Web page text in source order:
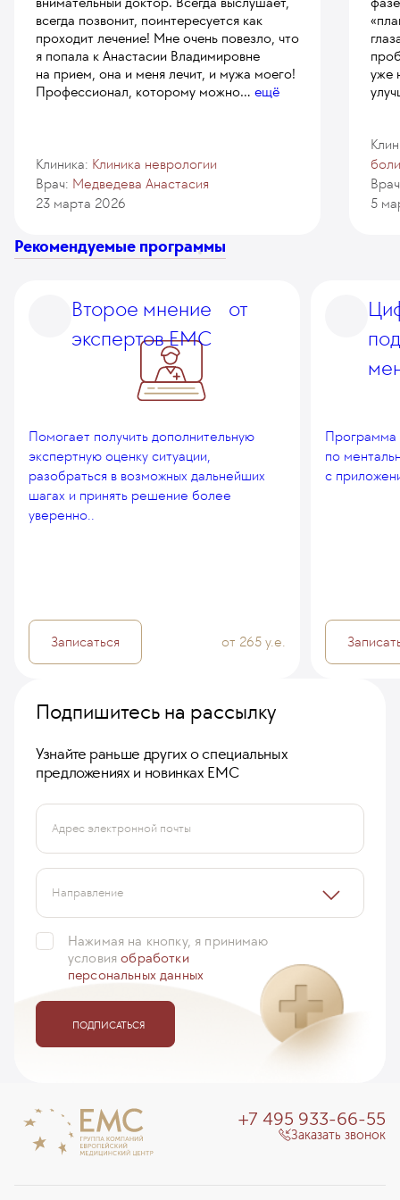
всегда позвонит, поинтересуется как
проходит лечение! Мне очень повезло, что
я попала к Анастасии Владимировне
на прием, она и меня лечит, и мужа моего!
Профессионал, которому можно... ещё
Клиника: Клиника неврологии
Врач: Медведева Анастасия
23 марта 2026
уже
боли
5
Рекомендуемые программы
Второе мнение от
экспертов EMC
Помогает получить дополнительную
экспертную оценку ситуации,
разобраться в возможных дальнейших
шагах и принять решение более
уверенно..
Записаться от 265 у.е.
Программа
по
с
Подпишитесь на рассылку
Узнайте раньше других о специальных
предложениях и новинках ЕМС
Адрес электронной почты
Направление
Нажимая на кнопку, я принимаю
условияобработки
персональных данных
ПОДПИСАТЬСЯ
+7 495 933-66-55
Заказать звонок